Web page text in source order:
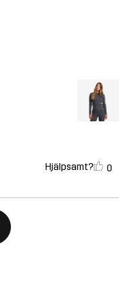
Hjälpsamt? 0